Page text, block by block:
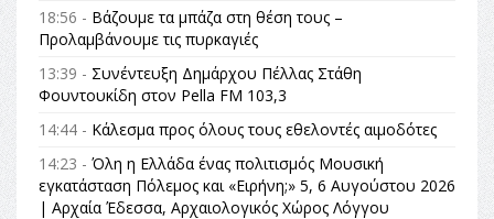
18:56 - Βάζουμε τα μπάζα στη θέση τους –
Προλαμβάνουμε τις πυρκαγιές
13:39 - Συνέντευξη Δημάρχου Πέλλας Στάθη
Φουντουκίδη στον Pella FM 103,3
14:44 - Κάλεσμα προς όλους τους εθελοντές αιμοδότες
14:23 - Όλη η Ελλάδα ένας πολιτισμός Μουσική
εγκατάσταση Πόλεμος και «Ειρήνη;» 5, 6 Αυγούστου 2026
| Αρχαία Έδεσσα, Αρχαιολογικός Χώρος Λόγγου